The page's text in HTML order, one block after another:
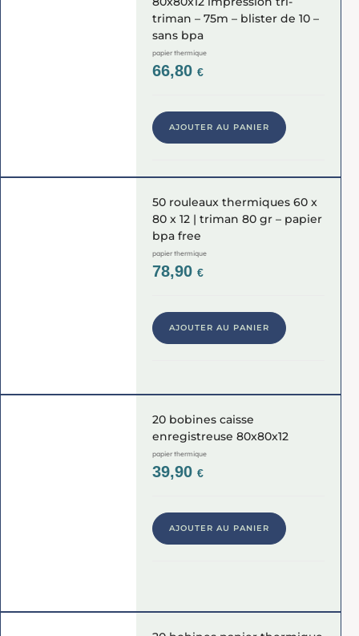
triman – 75m – blister de 10 –
sans bpa
papier thermique
66,80€
AJOUTER AU PANIER
50 rouleaux thermiques 60 x
80 x 12 | triman 80 gr – papier
bpa free
papier thermique
78,90€
AJOUTER AU PANIER
20 bobines caisse
enregistreuse 80x80x12
papier thermique
39,90€
AJOUTER AU PANIER